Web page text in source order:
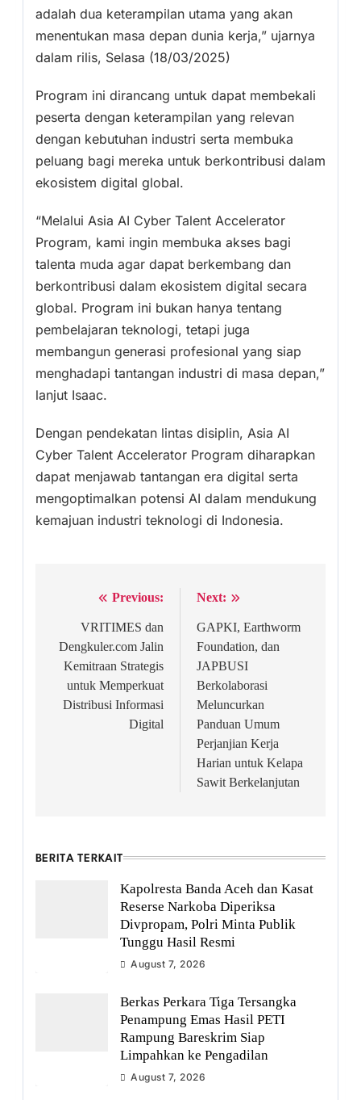
adalah dua keterampilan utama yang akan
menentukan masa depan dunia kerja,” ujarnya
dalam rilis, Selasa (18/03/2025)
Program ini dirancang untuk dapat membekali
peserta dengan keterampilan yang relevan
dengan kebutuhan industri serta membuka
peluang bagi mereka untuk berkontribusi dalam
ekosistem digital global.
“Melalui Asia AI Cyber Talent Accelerator
Program, kami ingin membuka akses bagi
talenta muda agar dapat berkembang dan
berkontribusi dalam ekosistem digital secara
global. Program ini bukan hanya tentang
pembelajaran teknologi, tetapi juga
membangun generasi profesional yang siap
menghadapi tantangan industri di masa depan,”
lanjut Isaac.
Dengan pendekatan lintas disiplin, Asia AI
Cyber Talent Accelerator Program diharapkan
dapat menjawab tantangan era digital serta
mengoptimalkan potensi AI dalam mendukung
kemajuan industri teknologi di Indonesia.
navigation
Previous:
VRITIMES dan
Dengkuler.com Jalin
Kemitraan Strategis
untuk Memperkuat
Distribusi Informasi
Digital
Next:
GAPKI, Earthworm
Foundation, dan
JAPBUSI
Berkolaborasi
Meluncurkan
Panduan Umum
Perjanjian Kerja
Harian untuk Kelapa
Sawit Berkelanjutan
BERITA TERKAIT
Kapolresta Banda Aceh dan Kasat
Reserse Narkoba Diperiksa
Divpropam, Polri Minta Publik
Tunggu Hasil Resmi
August 7, 2026
Berkas Perkara Tiga Tersangka
Penampung Emas Hasil PETI
Rampung Bareskrim Siap
Limpahkan ke Pengadilan
August 7, 2026